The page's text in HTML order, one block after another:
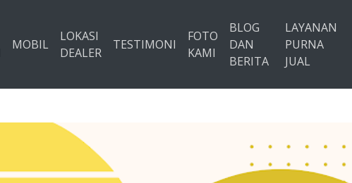
MOBIL
LOKASI
DEALER
TESTIMONI
FOTO
KAMI
BLOG
DAN
BERITA
LAYANAN
PURNA
JUAL